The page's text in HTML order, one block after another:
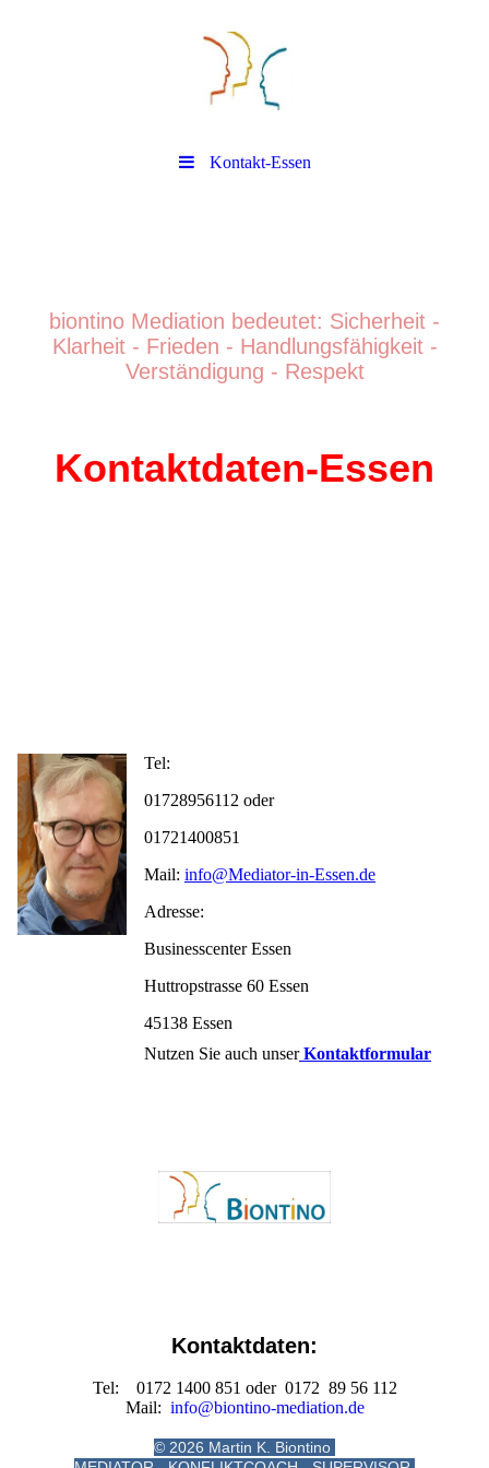
Kontakt-Essen
biontino Mediation bedeutet: Sicherheit -
Klarheit - Frieden - Handlungsfähigkeit -
Verständigung - Respekt
Kontaktdaten-Essen
Tel:
01728956112 oder
01721400851
Mail: info@Mediator-in-Essen.de
Adresse:
Businesscenter Essen
Huttropstrasse 60 Essen
45138 Essen
Nutzen Sie auch unser Kontaktformular
Kontaktdaten:
Tel: 0172 1400 851 oder 0172 89 56 112
Mail: info@biontino-mediation.de
© 2026 Martin K. Biontino